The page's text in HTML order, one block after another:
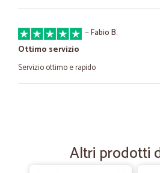
—Fabio B.
Ottimo servizio
Servizio ottimo e rapido
transazione dall'ordine online all'arrivo del
Spedizione rapidissima, prodotti come da
Altri prodotti